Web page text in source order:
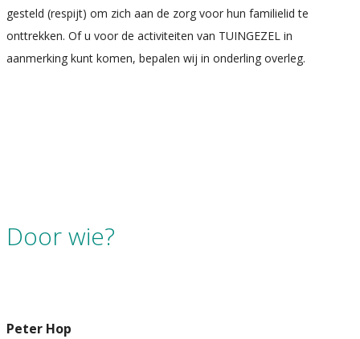
gesteld (respijt) om zich aan de zorg voor hun familielid te
onttrekken. Of u voor de activiteiten van TUINGEZEL in
aanmerking kunt komen, bepalen wij in onderling overleg.
Door wie?
Peter Hop